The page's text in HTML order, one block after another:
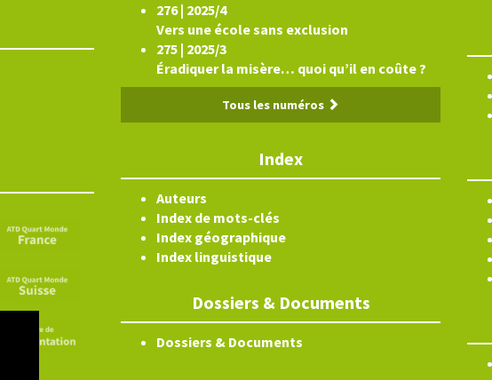
276 | 2025/4
Vers une école sans exclusion
275 | 2025/3
Éradiquer la misère… quoi qu’il en coûte ?
Tous les numéros
Index
Auteurs
Index de mots-clés
Index géographique
Index linguistique
Dossiers & Documents
Dossiers & Documents